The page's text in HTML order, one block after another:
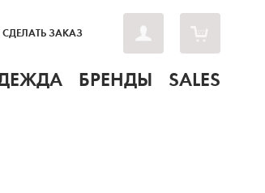
СДЕЛАТЬ ЗАКАЗ
БРЕНДЫ SALES